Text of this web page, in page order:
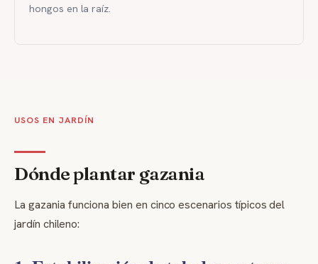
hongos en la raíz.
USOS EN JARDÍN
Dónde plantar gazania
La gazania funciona bien en cinco escenarios típicos del
jardín chileno: